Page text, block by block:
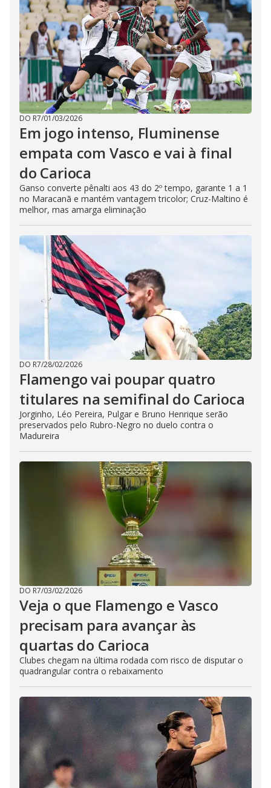
DO R7/01/03/2026
Em jogo intenso, Fluminense
empata com Vasco e vai à final
do Carioca
Ganso converte pênalti aos 43 do 2º tempo, garante 1 a 1
no Maracanã e mantém vantagem tricolor; Cruz-Maltino é
melhor, mas amarga eliminação
DO R7/28/02/2026
Flamengo vai poupar quatro
titulares na semifinal do Carioca
Jorginho, Léo Pereira, Pulgar e Bruno Henrique serão
preservados pelo Rubro-Negro no duelo contra o
Madureira
DO R7/03/02/2026
Veja o que Flamengo e Vasco
precisam para avançar às
quartas do Carioca
Clubes chegam na última rodada com risco de disputar o
quadrangular contra o rebaixamento